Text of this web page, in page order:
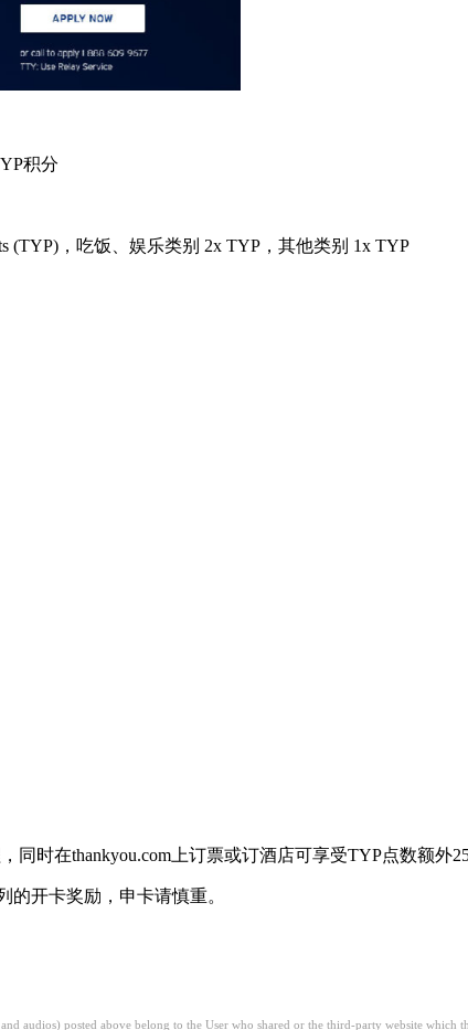
积分
(TYP)，吃饭、娱乐类别 2x TYP，其他类别 1x TYP
时在thankyou.com上订票或订酒店可享受TYP点数额外
的开卡奖励，申卡请慎重。
audios) posted above belong to the User who shared or the third-party website